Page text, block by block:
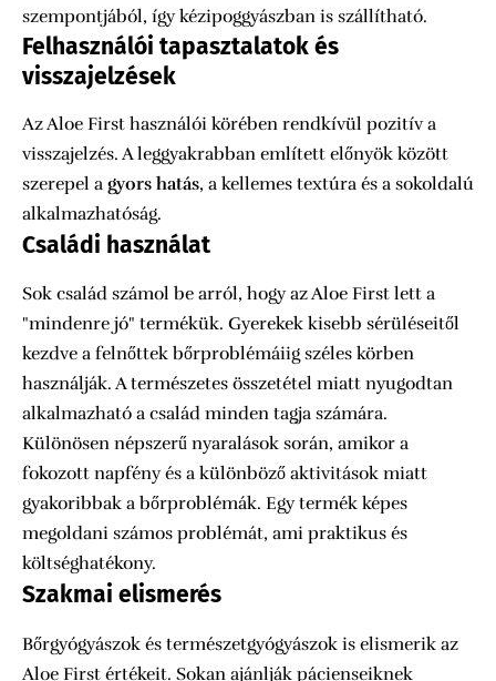
szempontjából, így kézipoggyászban is szállítható.
Felhasználói tapasztalatok és
visszajelzések
Az Aloe First használói körében rendkívül pozitív a
visszajelzés. A leggyakrabban említett előnyök között
szerepel a gyors hatás, a kellemes textúra és a sokoldalú
alkalmazhatóság.
Családi használat
Sok család számol be arról, hogy az Aloe First lett a
"mindenre jó" termékük. Gyerekek kisebb sérüléseitől
kezdve a felnőttek bőrproblémáiig széles körben
használják. A természetes összetétel miatt nyugodtan
alkalmazható a család minden tagja számára.
Különösen népszerű nyaralások során, amikor a
fokozott napfény és a különböző aktivitások miatt
gyakoribbak a bőrproblémák. Egy termék képes
megoldani számos problémát, ami praktikus és
költséghatékony.
Szakmai elismerés
Bőrgyógyászok és természetgyógyászok is elismerik az
Aloe First értékeit. Sokan ajánlják pácienseiknek